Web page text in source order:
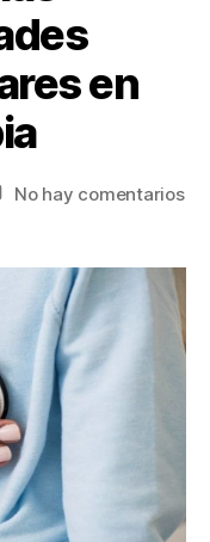
en
No hay comentariosen
y